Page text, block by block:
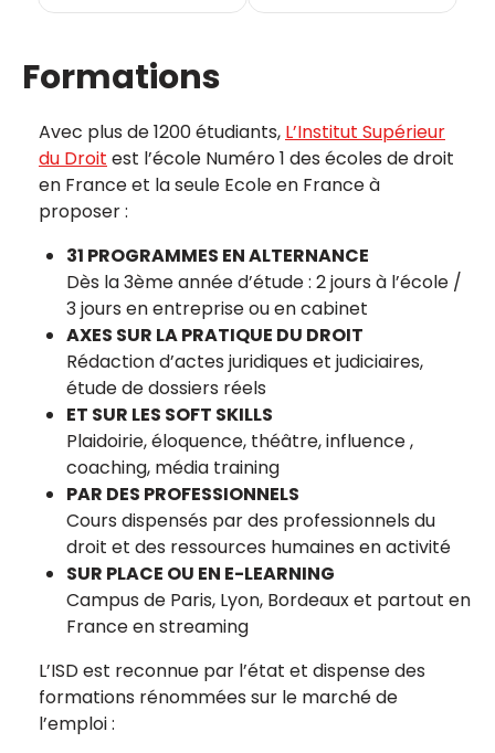
Formations
Avec plus de 1200 étudiants, L’Institut Supérieur
du Droit est l’école Numéro 1 des écoles de droit
en France et la seule Ecole en France à
proposer :
31 PROGRAMMES EN ALTERNANCE
Dès la 3ème année d’étude : 2 jours à l’école /
3 jours en entreprise ou en cabinet
AXES SUR LA PRATIQUE DU DROIT
Rédaction d’actes juridiques et judiciaires,
étude de dossiers réels
ET SUR LES SOFT SKILLS
Plaidoirie, éloquence, théâtre, influence ,
coaching, média training
PAR DES PROFESSIONNELS
Cours dispensés par des professionnels du
droit et des ressources humaines en activité
SUR PLACE OU EN E-LEARNING
Campus de Paris, Lyon, Bordeaux et partout en
France en streaming
L’ISD est reconnue par l’état et dispense des
formations rénommées sur le marché de
l’emploi :